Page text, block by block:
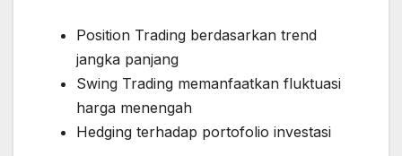
Position Trading berdasarkan trend
jangka panjang
Swing Trading memanfaatkan fluktuasi
harga menengah
Hedging terhadap portofolio investasi